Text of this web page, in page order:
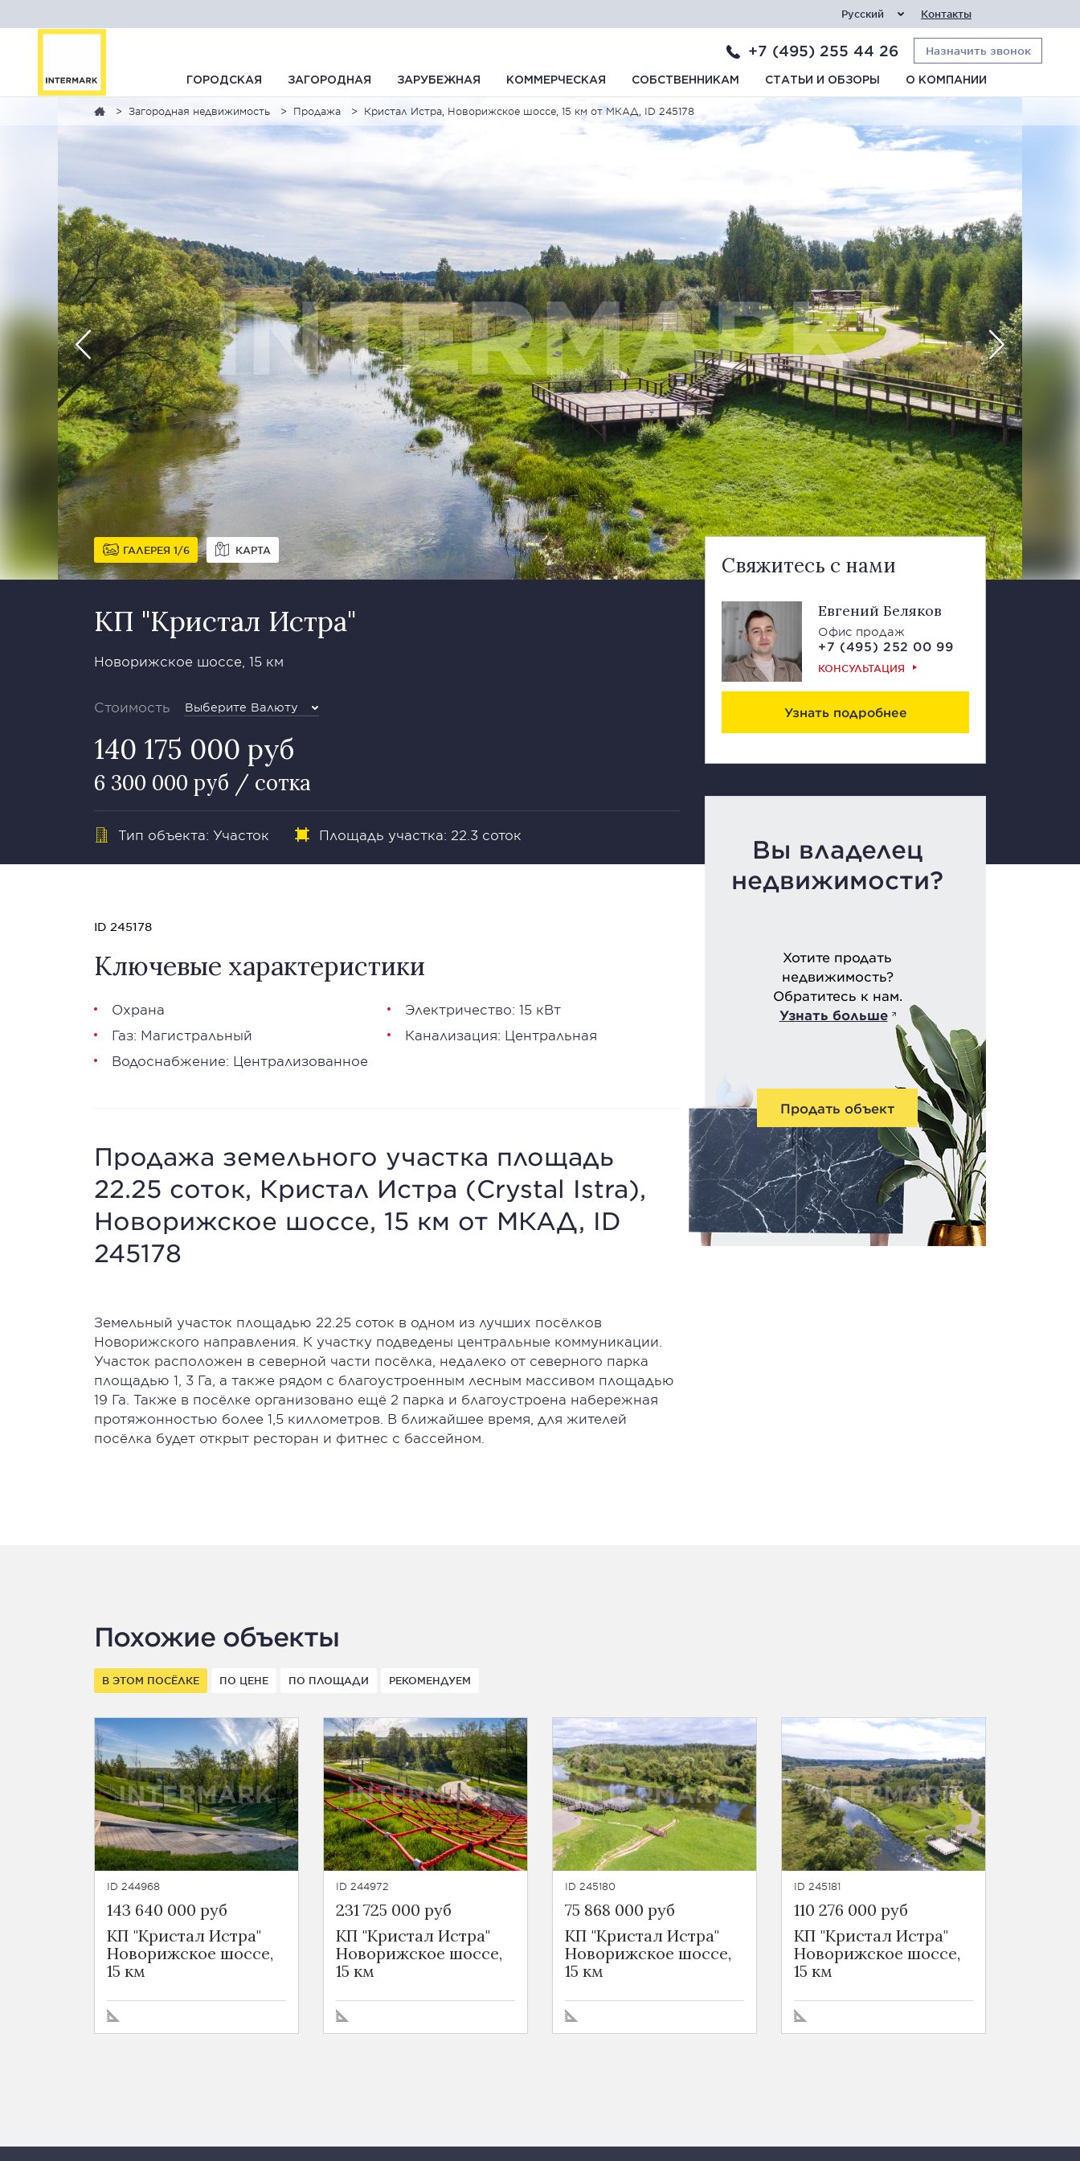
Русский Контакты
+7 (495) 255 44 26 Назначить звонок
ГОРОДСКАЯ ЗАГОРОДНАЯ ЗАРУБЕЖНАЯ КОММЕРЧЕСКАЯ СОБСТВЕННИКАМ СТАТЬИ И ОБЗОРЫ О КОМПАНИИ
Загородная недвижимость Продажа Кристал Истра, Новорижское шоссе, 15 км от МКАД, ID 245178
ГАЛЕРЕЯ 1 6 КАРТА
КП "Кристал Истра"
Новорижское шоссе, 15 км
Стоимость Выберите Валюту
140 175 000 руб
6 300 000 руб / сотка
Тип объекта: Участок Площадь участка: 22.3 соток
Свяжитесь с нами
Евгений Беляков
Офис продаж
+7 (495) 252 00 99
КОНСУЛЬТАЦИЯ
Узнать подробнее
Вы владелец
недвижимости?
Хотите продать
недвижимость?
Обратитесь к нам.
Узнать больше
Продать объект
ID 245178
Ключевые характеристики
Охрана
Газ: Магистральный
Водоснабжение: Централизованное
Электричество: 15 кВт
Канализация: Центральная
Продажа земельного участка площадь
22.25 соток, Кристал Истра (Crystal Istra),
Новорижское шоссе, 15 км от МКАД, ID
245178
Земельный участок площадью 22.25 соток в одном из лучших посёлков
Новорижского направления. К участку подведены центральные коммуникации.
Участок расположен в северной части посёлка, недалеко от северного парка
площадью 1, 3 Га, а также рядом с благоустроенным лесным массивом площадью
19 Га. Также в посёлке организовано ещё 2 парка и благоустроена набережная
протяжонностью более 1,5 киллометров. В ближайшее время, для жителей
посёлка будет открыт ресторан и фитнес с бассейном.
Похожие объекты
В ЭТОМ ПОСЁЛКЕ ПО ЦЕНЕ ПО ПЛОЩАДИ РЕКОМЕНДУЕМ
ID 244968
143 640 000 руб
КП "Кристал Истра"
Новорижское шоссе,
15 км
ID 244972
231 725 000 руб
КП "Кристал Истра"
Новорижское шоссе,
15 км
ID 245180
75 868 000 руб
КП "Кристал Истра"
Новорижское шоссе,
15 км
ID 245181
110 276 000 руб
КП "Кристал Истра"
Новорижское шоссе,
15 км